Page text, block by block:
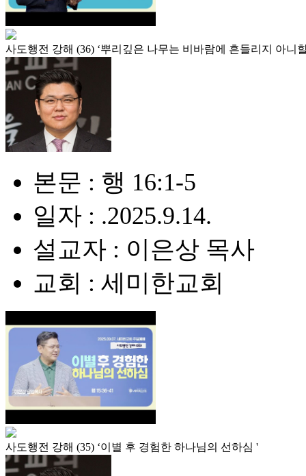
사도행전 강해 (36) ‘뿌리깊은 나무는 비바람에 흔들리지 아니
본문 : 행 16:1-5
일자 : .2025.9.14.
설교자 : 이은상 목사
교회 : 세미한교회
사도행전 강해 (35) ‘이별 후 경험한 하나님의 선하심 '